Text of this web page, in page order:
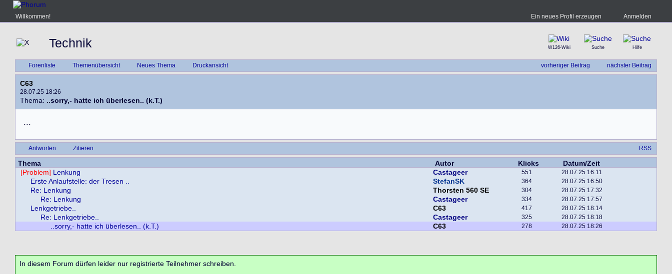
Willkommen! Ein neues Profil erzeugen Anmelden
Technik W126-Wiki Suche Hilfe
vorheriger Beitrag nächster Beitrag
Forenliste Themenübersicht Neues Thema Druckansicht
C63
28.07.25 18:26
Thema: ..sorry,- hatte ich überlesen.. (k.T.)
...
Antworten Zitieren RSS
Thema Autor Klicks
Datum/Zeit
[Problem] Lenkung Castageer 551 28.07.25 16:11
Erste Anlaufstelle: der Tresen .. StefanSK 364 28.07.25 16:50
Re: Lenkung Thorsten 560 SE 304 28.07.25 17:32
Re: Lenkung Castageer 334 28.07.25 17:57
Lenkgetriebe.. C63 417 28.07.25 18:14
Re: Lenkgetriebe.. Castageer 325 28.07.25 18:18
..sorry,- hatte ich überlesen.. (k.T.) C63 278 28.07.25 18:26
In diesem Forum dürfen leider nur registrierte Teilnehmer schreiben.